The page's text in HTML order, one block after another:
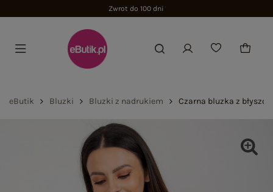
Zwrot do 100 dni
eButik Bluzki Bluzki z nadrukiem Czarna bluzka z